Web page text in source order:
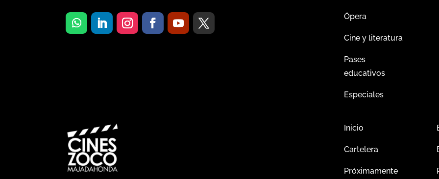
Ópera
Cine y literatura
Pases
educativos
Especiales
Inicio
Cartelera
Próximamente